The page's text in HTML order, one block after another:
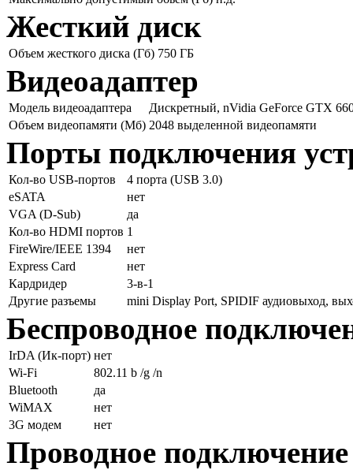
Жесткий диск
Объем жесткого диска (Гб) 750 ГБ
Видеоадаптер
Модель видеоадаптера
Дискретный, nVidia GeForсe GTX
Объем видеопамяти (Мб) 2048 выделенной видеопамяти
Порты подключения
Кол-во USB-портов
4 порта (USB 3.0)
eSATA
нет
VGA (D-Sub)
да
Кол-во HDMI портов 1
FireWire/IEEE 1394
нет
Express Card
нет
Кардридер
3-в-1
Другие разъемы
mini Display Port, SPIDIF аудиовыход,
Беспроводное
IrDA (Ик-порт) нет
Wi-Fi
802.11 b /g /n
Bluetooth
да
WiMAX
нет
3G модем
нет
Проводное подключение